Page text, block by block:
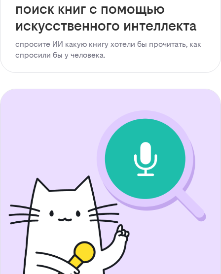
поиск книг с помощью
искусственного интеллекта
спросите ИИ какую книгу хотели бы прочитать, как
спросили бы у человека.